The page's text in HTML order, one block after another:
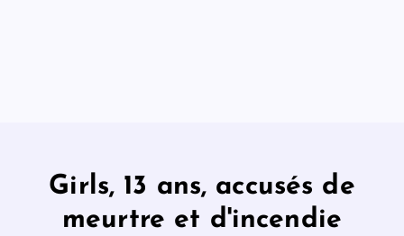
Girls, 13 ans, accusés de
meurtre et d'incendie